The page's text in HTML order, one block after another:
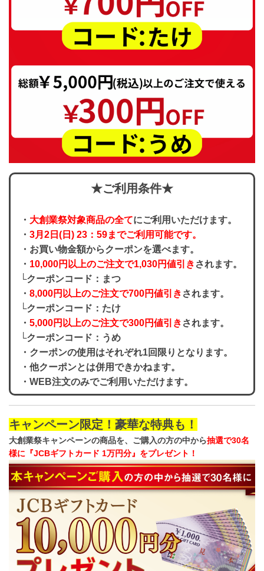
★ご利用条件★
・ 大創業祭対象商品の全てにご利用いただけます。
・ 3月2日(日) 23：59までご利用可能です。
・お買い物金額からクーポンを選べます。
・ 10,000円以上のご注文で1,030円値引き されます。
└クーポンコード：まつ
・ 8,000円以上のご注文で700円値引き されます。
└クーポンコード：たけ
・ 5,000円以上のご注文で300円値引き されます。
└クーポンコード：うめ
・ クーポンの使用はそれぞれ1回限り となります。
・他クーポンとは併用できかねます。
・ WEB注文のみでご利用いただけます。
キャンペーン限定！豪華な特典も！
大創業祭キャンペーンの商品を、ご購入の方の中から抽選で30名
様に『JCBギフトカード 1万円分』をプレゼント！